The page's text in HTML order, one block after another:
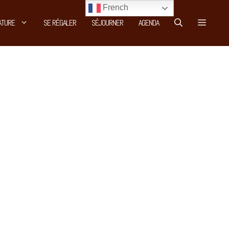
SE RÉGALER SÉJOURNER AGENDA
French